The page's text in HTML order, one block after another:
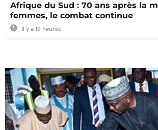
Afrique du Sud : 70 ans après la
femmes, le combat continue
Il y a 19 heures